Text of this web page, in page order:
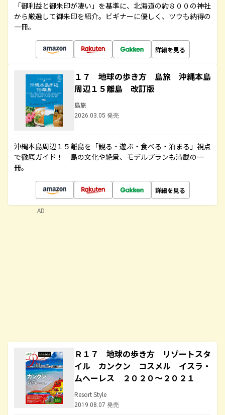
「御利益と御朱印が凄い」を基準に、北海道の約８００の神社
から厳選して御朱印を紹介。ビギナーに優しく、ツウも納得の
一冊。
詳細を見る
１７ 地球の歩き方 島旅 沖縄本島
周辺１５離島 改訂版
島旅
2026.03.05 発売
沖縄本島周辺１５離島を「観る・遊ぶ・食べる・泊まる」視点
で徹底ガイド！ 島の文化や絶景、モデルプランも満載の一
冊。
詳細を見る
Ｒ１７ 地球の歩き方 リゾートスタ
イル カンクン コスメル イスラ・
ムヘーレス ２０２０～２０２１
Resort Style
2019.08.07 発売
AD